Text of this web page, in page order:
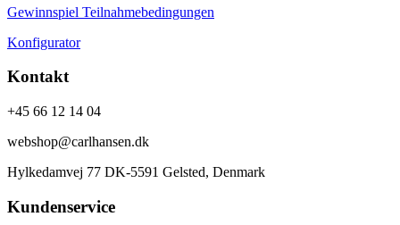
Gewinnspiel Teilnahmebedingungen
Konfigurator
Kontakt
+45 66 12 14 04
webshop@carlhansen.dk
Hylkedamvej 77 DK-5591 Gelsted, Denmark
Kundenservice